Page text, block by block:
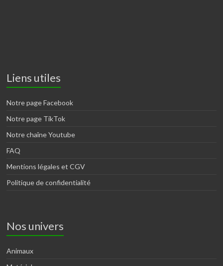
Liens utiles
Notre page Facebook
Notre page TikTok
Notre chaîne Youtube
FAQ
Mentions légales et CGV
Politique de confidentialité
Nos univers
Animaux